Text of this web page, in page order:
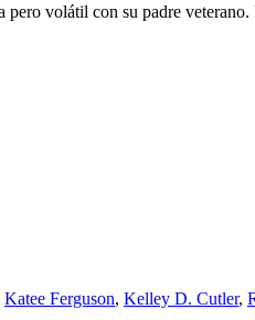
volátil con su padre
Katee Ferguson, Kelley D. Cutler,